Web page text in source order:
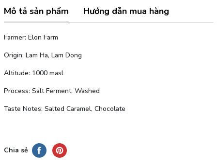
Mô tả sản phẩm Hướng dẫn mua hàng
Farmer: Elon Farm
Origin: Lam Ha, Lam Dong
Altitude: 1000 masl
Process: Salt Ferment, Washed
Taste Notes: Salted Caramel, Chocolate
Chia sẻ